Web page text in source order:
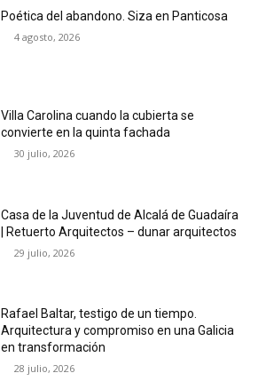
Poética del abandono. Siza en Panticosa
4 agosto, 2026
Villa Carolina cuando la cubierta se
convierte en la quinta fachada
30 julio, 2026
Casa de la Juventud de Alcalá de Guadaíra
| Retuerto Arquitectos – dunar arquitectos
29 julio, 2026
Rafael Baltar, testigo de un tiempo.
Arquitectura y compromiso en una Galicia
en transformación
28 julio, 2026